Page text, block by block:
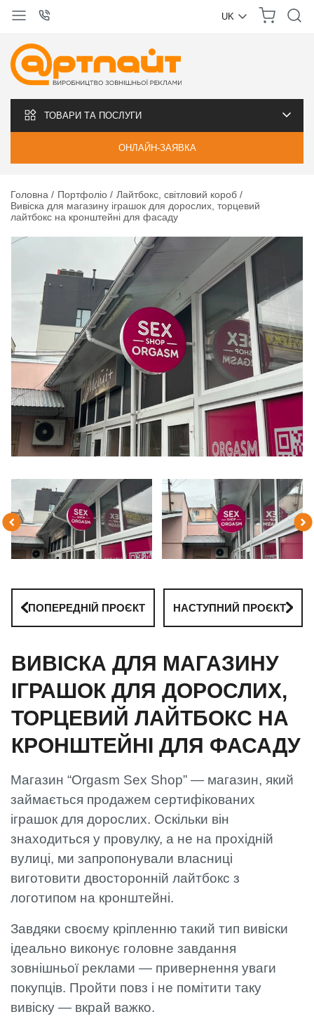
UK
ТОВАРИ ТА ПОСЛУГИ
ОНЛАЙН-ЗАЯВКА
Головна Портфоліо
Лайтбокс, світловий короб
Вивіска для магазину іграшок для дорослих, торцевий
лайтбокс на кронштейні для фасаду
ПОПЕРЕДНІЙ ПРОЄКТ НАСТУПНИЙ ПРОЄКТ
ВИВІСКА ДЛЯ МАГАЗИНУ
ІГРАШОК ДЛЯ ДОРОСЛИХ,
ТОРЦЕВИЙ ЛАЙТБОКС НА
КРОНШТЕЙНІ ДЛЯ ФАСАДУ
Магазин “Orgasm Sex Shop” — магазин, який
займається продажем сертифікованих
іграшок для дорослих. Оскільки він
знаходиться у провулку, а не на прохідній
вулиці, ми запропонували власниці
виготовити двосторонній лайтбокс з
логотипом на кронштейні.
Завдяки своєму кріпленню такий тип вивіски
ідеально виконує головне завдання
зовнішньої реклами — привернення уваги
покупців. Пройти повз і не помітити таку
вивіску — вкрай важко.